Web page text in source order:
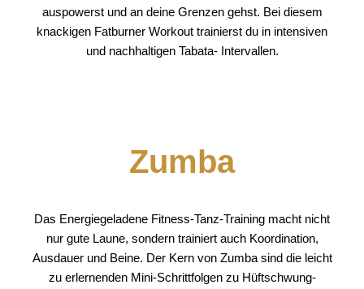
auspowerst und an deine Grenzen gehst. Bei diesem
knackigen Fatburner Workout trainierst du in intensiven
und nachhaltigen Tabata- Intervallen.
Zumba
Das Energiegeladene Fitness-Tanz-Training macht nicht
nur gute Laune, sondern trainiert auch Koordination,
Ausdauer und Beine. Der Kern von Zumba sind die leicht
zu erlernenden Mini-Schrittfolgen zu Hüftschwung-